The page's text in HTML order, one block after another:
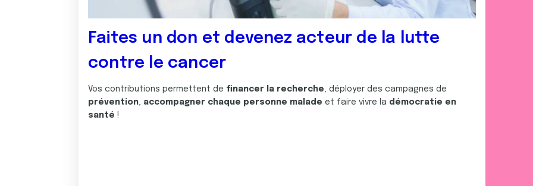
Faites un don et devenez acteur de la lutte
contre le cancer
Vos contributions permettent de financer la recherche, déployer des campagnes de
prévention, accompagner chaque personne malade et faire vivre la démocratie en
santé !